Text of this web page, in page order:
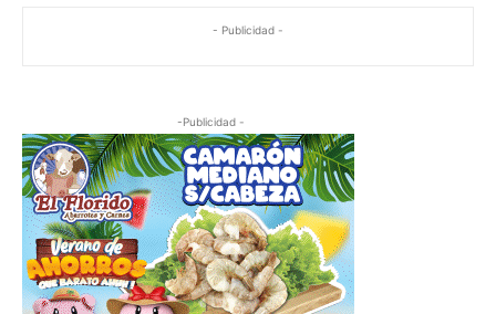
- Publicidad -
-Publicidad -